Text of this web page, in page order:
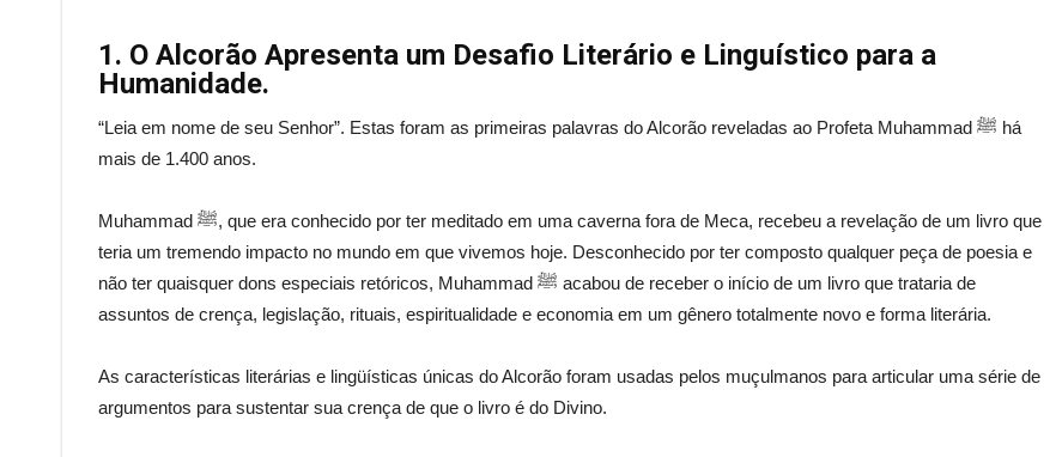
1. O Alcorão Apresenta um Desafio Literário e Linguístico para a
Humanidade.
“Leia em nome de seu Senhor”. Estas foram as primeiras palavras do Alcorão reveladas ao Profeta Muhammad ﷺ há
mais de 1.400 anos.
Muhammad ﷺ, que era conhecido por ter meditado em uma caverna fora de Meca, recebeu a revelação de um livro que
teria um tremendo impacto no mundo em que vivemos hoje. Desconhecido por ter composto qualquer peça de poesia e
não ter quaisquer dons especiais retóricos, Muhammad ﷺ acabou de receber o início de um livro que trataria de
assuntos de crença, legislação, rituais, espiritualidade e economia em um gênero totalmente novo e forma literária.
As características literárias e lingüísticas únicas do Alcorão foram usadas pelos muçulmanos para articular uma série de
argumentos para sustentar sua crença de que o livro é do Divino.